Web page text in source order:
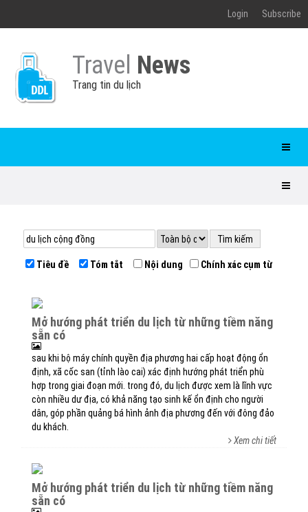
Login Subscribe
Travel News
Trang tin du lịch
Tiêu đề Tóm tắt Nội dung Chính xác cụm từ
mở hướng phát triển du lịch từ những tiềm năng
sẵn có
sau khi bộ máy chính quyền địa phương hai cấp hoạt động ổn
định, xã cốc san (tỉnh lào cai) xác định hướng phát triển phù
hợp trong giai đoạn mới. trong đó, du lịch được xem là lĩnh vực
còn nhiều dư địa, có khả năng tạo sinh kế ổn định cho người
dân, góp phần quảng bá hình ảnh địa phương đến với đông đảo
du khách.
Xem chi tiết
mở hướng phát triển du lịch từ những tiềm năng
sẵn có